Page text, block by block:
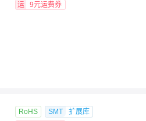
运
9元运费券
RoHS SMT
扩展库